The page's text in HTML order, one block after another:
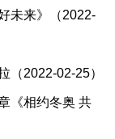
未来》（2022-
（2022-02-25）
《相约冬奥 共